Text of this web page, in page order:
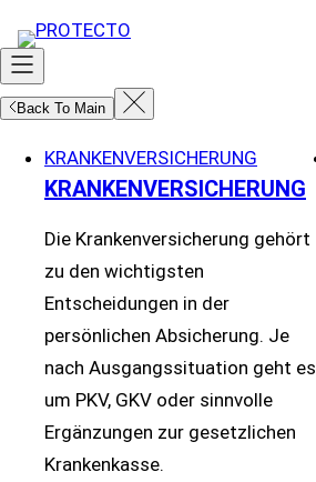
Zum
Inhalt
springen
Back To Main
KRANKENVERSICHERUNG
KRANKENVERSICHERUNG
Die Krankenversicherung gehört
zu den wichtigsten
Entscheidungen in der
persönlichen Absicherung. Je
nach Ausgangssituation geht es
um PKV, GKV oder sinnvolle
Ergänzungen zur gesetzlichen
Krankenkasse.